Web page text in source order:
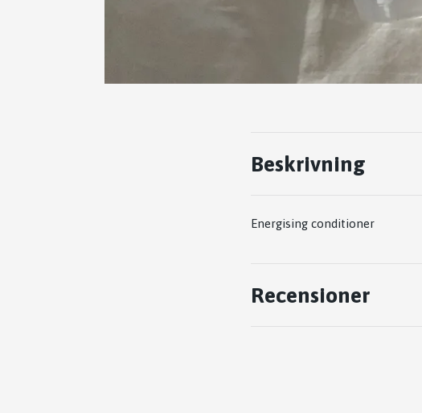
Beskrivning
Energising conditioner
Recensioner